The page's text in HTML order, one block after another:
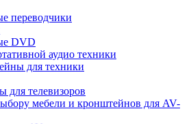
переводчики
DVD
аудио техники
для техники
для телевизоров
мебели и кронштейнов для AV-